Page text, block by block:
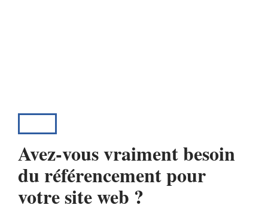
Avez-vous vraiment besoin
du référencement pour
votre site web ?